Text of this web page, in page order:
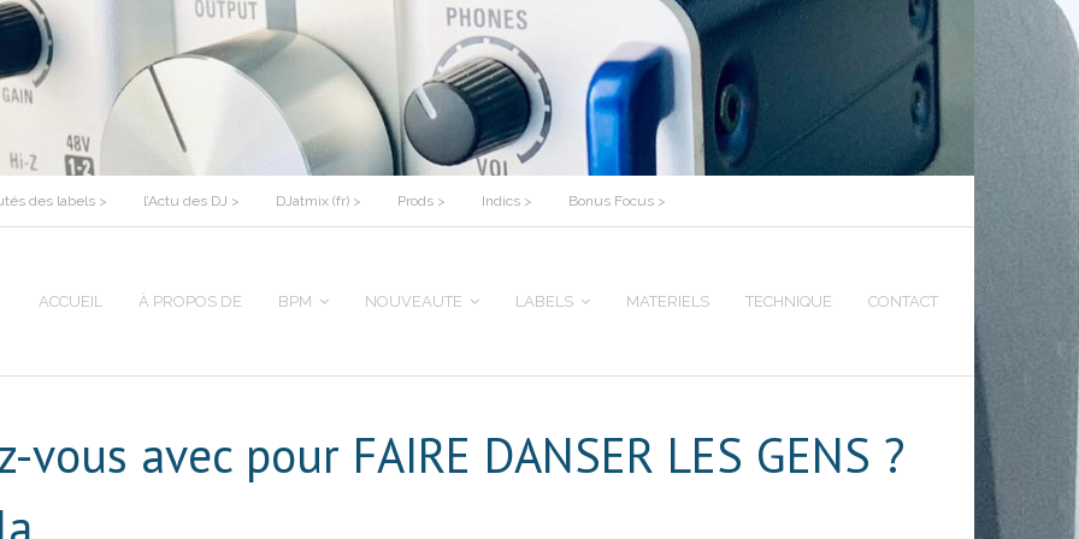
des labels > l’Actu des DJ > DJatmix (fr) > Prods > Indics > Bonus Focus >
ACCUEIL À PROPOS DE BPM NOUVEAUTE LABELS MATERIELS TECHNIQUE CONTACT
avec pour FAIRE DANSER LES GENS ?